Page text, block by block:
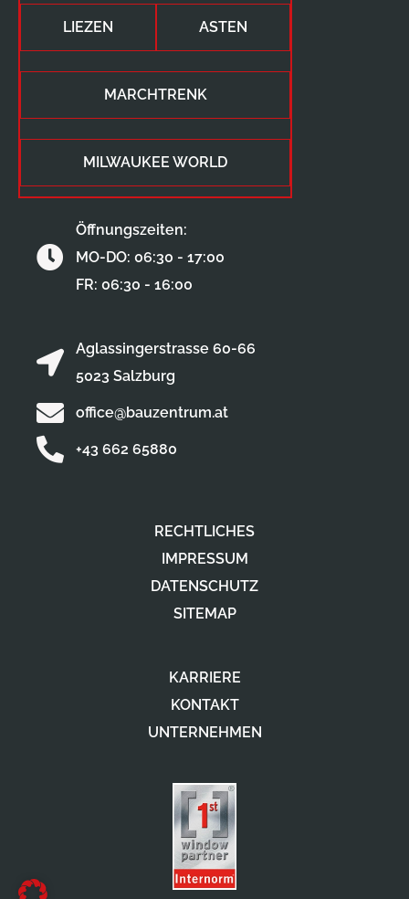
RECHTLICHES
IMPRESSUM
DATENSCHUTZ
SITEMAP
KARRIERE
KONTAKT
UNTERNEHMEN
LIEZEN ASTEN
MARCHTRENK
MILWAUKEE WORLD
Aglassingerstrasse 60-66
5023 Salzburg
office@bauzentrum.at
+43 662 65880
Öffnungszeiten:
MO-DO: 06:30 - 17:00
FR: 06:30 - 16:00